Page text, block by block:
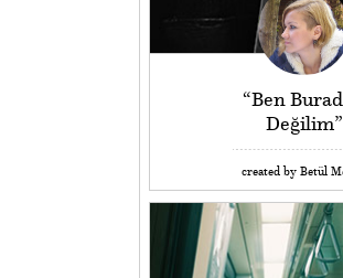
“Ben
Değilim”
created by Betül